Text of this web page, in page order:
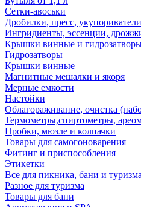
Сетки-авоськи
Дробилки, пресс, укупориватели
Ингридиенты, эссенции,
Крышки винные и
Гидрозатворы
Крышки винные
Магнитные мешалки и якоря
Мерные емкости
Настойки
Облагораживание, очистка
Термометры,спиртометры,
Пробки, мюзле и колпачки
Товары для самогоноварения
Фитинг и приспособления
Этикетки
Все для пикника, бани и туризма
Разное для туризма
Товары для бани